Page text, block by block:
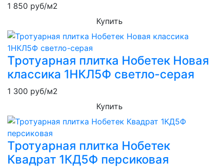
1 850 руб/м2
Купить
Тротуарная плитка Нобетек Новая
классика 1НКЛ5Ф светло-серая
1 300 руб/м2
Купить
Тротуарная плитка Нобетек
Квадрат 1КД5Ф персиковая